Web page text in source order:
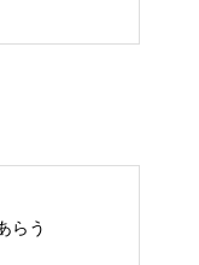
らう